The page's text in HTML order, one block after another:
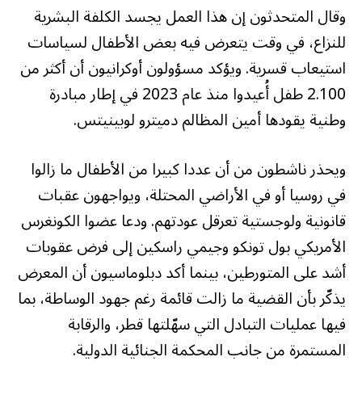
وقال المتحدثون إن هذا العمل يجسد الكلفة البشرية
للنزاع، في وقت يتعرض فيه بعض الأطفال لسياسات
استيعاب قسرية. ويؤكد مسؤولون أوكرانيون أن أكثر من
2.100 طفل أُعيدوا منذ عام 2023 في إطار مبادرة
وطنية يقودها أمين المظالم دميترو لوبينيتس.
ويحذر ناشطون من أن عددا كبيرا من الأطفال ما زالوا
في روسيا أو في الأراضي المحتلة، ويواجهون عقبات
قانونية ولوجستية تعرقل عودتهم. ودعا عضوا الكونغرس
الأمريكي بول تونكو وجيمي راسكين إلى فرض عقوبات
أشد على المتورطين، بينما أكد دبلوماسيون أن المعرض
يذكّر بأن القضية ما زالت قائمة رغم جهود الوساطة، بما
فيها عمليات التبادل التي سهّلتها قطر، والرقابة
المستمرة من جانب المحكمة الجنائية الدولية.